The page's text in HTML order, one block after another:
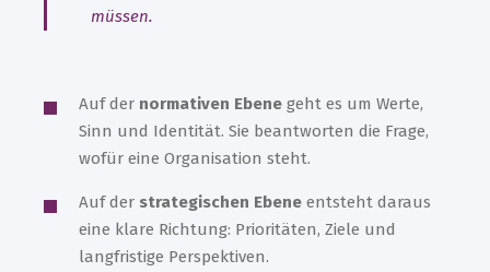
müssen.
Auf der normativen Ebene geht es um Werte,
Sinn und Identität. Sie beantworten die Frage,
wofür eine Organisation steht.
Auf der strategischen Ebene entsteht daraus
eine klare Richtung: Prioritäten, Ziele und
langfristige Perspektiven.